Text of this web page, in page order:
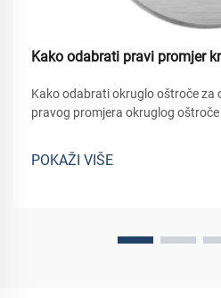
Kako odabrati pravi promjer
Kako odabrati okruglo oštroče za
pravog promjera okruglog
osiguranje učinkovitog rada.
direktno utječe na dubinu...
POKAŽI VIŠE